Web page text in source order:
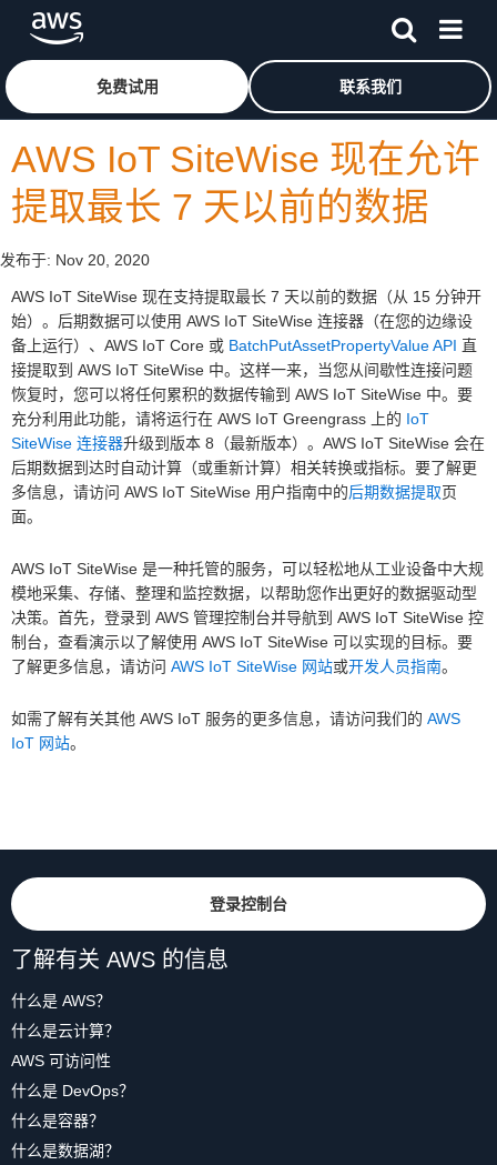
跳至主要内容
免费试用 联系我们
AWS IoT SiteWise 现在允许
提取最长 7 天以前的数据
发布于: Nov 20, 2020
AWS IoT SiteWise 现在支持提取最长 7 天以前的数据（从 15 分钟开
始）。后期数据可以使用 AWS IoT SiteWise 连接器（在您的边缘设
备上运行）、AWS IoT Core 或 BatchPutAssetPropertyValue API 直
接提取到 AWS IoT SiteWise 中。这样一来，当您从间歇性连接问题
恢复时，您可以将任何累积的数据传输到 AWS IoT SiteWise 中。要
充分利用此功能，请将运行在 AWS IoT Greengrass 上的 IoT
SiteWise 连接器升级到版本 8（最新版本）。AWS IoT SiteWise 会在
后期数据到达时自动计算（或重新计算）相关转换或指标。要了解更
多信息，请访问 AWS IoT SiteWise 用户指南中的后期数据提取页
面。
AWS IoT SiteWise 是一种托管的服务，可以轻松地从工业设备中大规
模地采集、存储、整理和监控数据，以帮助您作出更好的数据驱动型
决策。首先，登录到 AWS 管理控制台并导航到 AWS IoT SiteWise 控
制台，查看演示以了解使用 AWS IoT SiteWise 可以实现的目标。要
了解更多信息，请访问 AWS IoT SiteWise 网站或开发人员指南。
如需了解有关其他 AWS IoT 服务的更多信息，请访问我们的 AWS
IoT 网站。
登录控制台
了解有关 AWS 的信息
什么是 AWS？
什么是云计算？
AWS 可访问性
什么是 DevOps？
什么是容器？
什么是数据湖？